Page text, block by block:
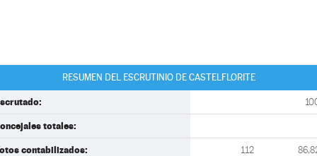
RESUMEN DEL ESCRUTINIO DE CASTELFLORITE
totales:
contabilizados: 112